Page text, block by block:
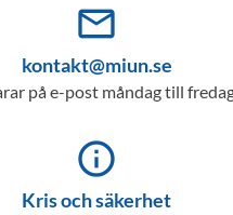
mail_outline
kontakt@miun.se
på e-post måndag till
info_outline
Kris och säkerhet